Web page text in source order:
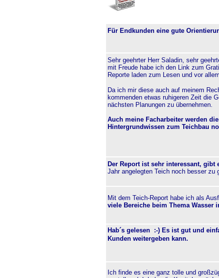
Für Endkunden eine gute
Sehr geehrter Herr Saladin, sehr
mit Freude habe ich den Link zum
Reporte laden zum Lesen und vor
Da ich mir diese auch auf meinem
kommenden etwas ruhigeren Zeit die
nächsten Planungen zu übernehmen.
Auch meine Facharbeiter werden
Hintergrundwissen zum Teichbau
Der Report ist sehr interessant,
Jahr angelegten Teich noch besser zu
Mit dem Teich-Report habe ich als
viele Bereiche beim Thema Wasser
Hab´s gelesen :-) Es ist gut und
Kunden weitergeben kann.
Ich finde es eine ganz tolle und